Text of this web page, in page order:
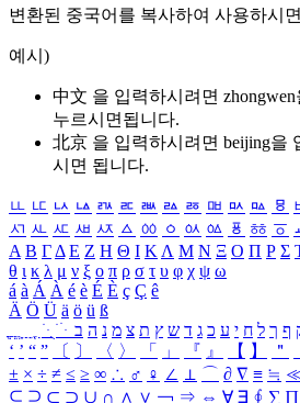
변환된 중국어를 복사하여 사용하시
예시)
中文 을 입력하시려면 zhongwen
누르시면됩니다.
北京 을 입력하시려면 beijing을
시면 됩니다.
ㅥ ㅦ ㅧ ㅨ ㅩ ㅪ ㅫ ㅬ ㅭ ㅮ ㅯ ㅰ ㅱ
ㅺ ㅻ ㅼ ㅽ ㅾ ㅿ ㆀ ㆁ ㆂ ㆃ ㆄ ㆅ ㆆ
Α Β ΓΔ Ε Ζ Η Θ Ι ΚΛ Μ Ν Ξ Ο Π Ρ Σ
θ ι κ λ μ ν ξ ο π ρ σ τ υ φ χ ψ ω
á à Á À é è É È ç Ç ê
Ä Ö Ü ä ö ü ß
ִֶֹ ֻּ ׁׂ ף ך ל ח י ע כ ג ד ש ץ ת צ מ נ ה ב
‘ ’ “ ” 〔 〕 〈 〉 「 」 『 』 【 】 ＂
± × ÷ ≠ ≤ ≥ ∞ ∴ ♂ ♀ ∠ ⊥ ⌒ ∂ ∇ ≡ ≒
⊆ ⊇ ⊂ ⊃ ∪ ∩ ∧ ∨ ￢ ⇒ ⇔ ∀ ∃ ∮ ∑ ∏